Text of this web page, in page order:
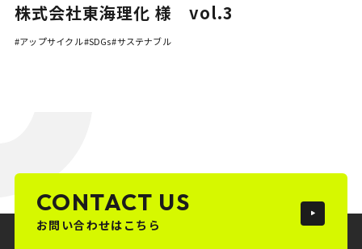
株式会社東海理化 様 vol.3
#アップサイクル#SDGs#サステナブル
CONTACT US
お問い合わせはこちら